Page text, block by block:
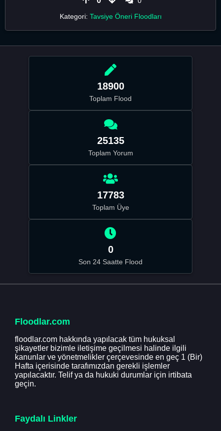
Kategori: Tavsiye Öneri Floodları
18900
Toplam Flood
25135
Toplam Yorum
17783
Toplam Üye
0
Son 24 Saatte Flood
Floodlar.com
floodlar.com hakkında yapılacak tüm hukuksal
şikayetler bizimle iletişime geçilmesi halinde ilgili
kanunlar ve yönetmelikler çerçevesinde en geç 1 (Bir)
Hafta içerisinde tarafımızdan gerekli işlemler
yapılacaktır. Telif ya da hukuki durumlar için irtibata
geçin.
Faydalı Linkler